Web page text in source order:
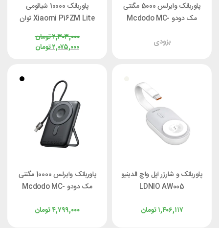
پاوربانک وایرلس 5000 مگنتی
مک دودو Mcdodo MC-
بزودی
پاوربانک 10000 شیائومی
Xiaomi P16ZM Lite توان
22.5 وات
تومان۲,۳۰۳,۰۰۰
تومان۲,۰۷۵,۰۰۰
پاوربانک و شارژر اپل واچ الدینیو
LDNIO AW005
تومان۱,۴۰۶,۱۱۷
پاوربانک وایرلس 10000 مگنتی
مک دودو Mcdodo MC-
متصلتومان۴,۷۹۹,۰۰۰